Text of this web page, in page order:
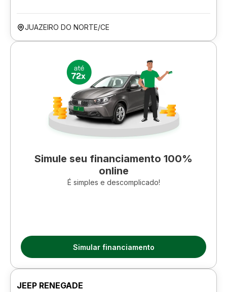
JUAZEIRO DO NORTE/CE
Simule seu financiamento 100%
online
É simples e descomplicado!
Simular financiamento
JEEP RENEGADE